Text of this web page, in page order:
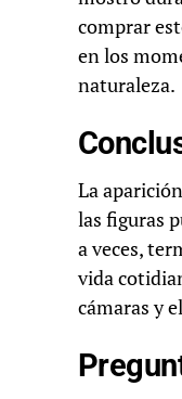
comprar
en los
naturaleza.
La
las figuras
a veces,
vida
cámaras y